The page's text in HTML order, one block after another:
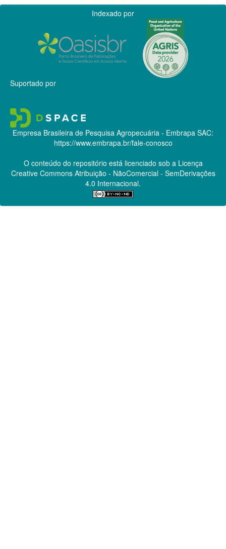
Indexado por
Suportado por
Empresa Brasileira de Pesquisa Agropecuária - Embrapa SAC:
https://www.embrapa.br/fale-conosco
O conteúdo do repositório está licenciado sob a Licença
Creative CommonsAtribuição - NãoComercial - SemDerivações
4.0 Internacional.